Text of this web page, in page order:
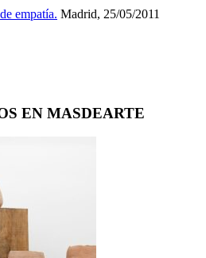
empatía. Madrid, 25/05/2011
EN MASDEARTE